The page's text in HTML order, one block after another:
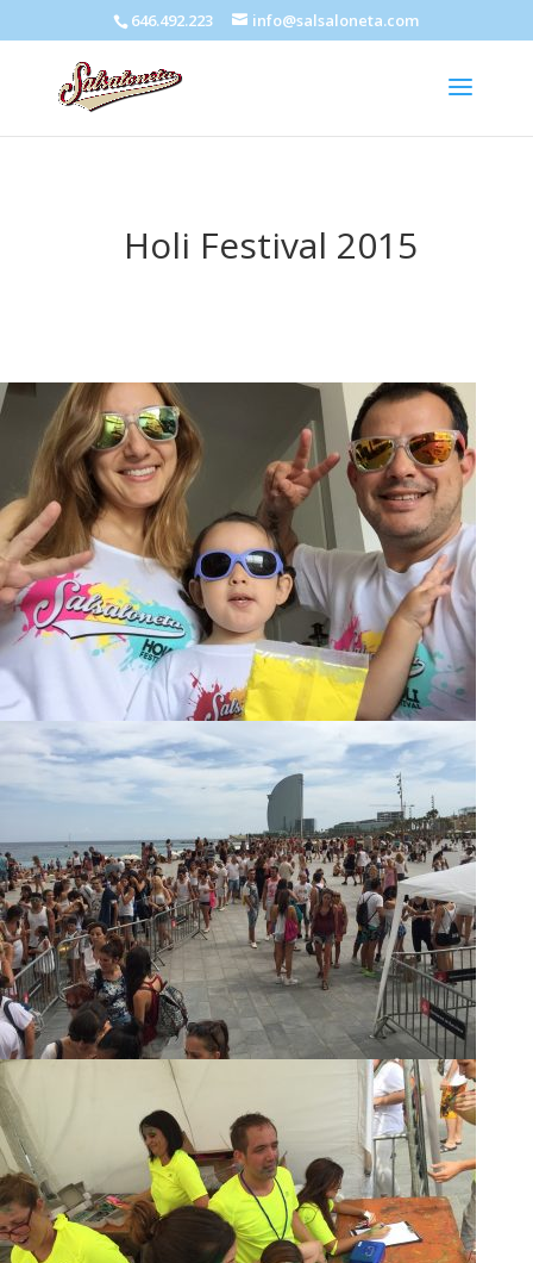
646.492.223 info@salsaloneta.com
Holi Festival 2015